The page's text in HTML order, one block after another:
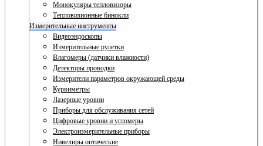
Монокуляры тепловизоры
Тепловизионные бинокли
Измерительные инструменты
Видеоэндоскопы
Измерительные рулетки
Влагомеры (датчики влажности)
Детекторы проводки
Измерители параметров окружающей среды
Курвиметры
Лазерные уровни
Приборы для обслуживания сетей
Цифровые уровни и угломеры
Электроизмерительные приборы
Нивелиры оптические